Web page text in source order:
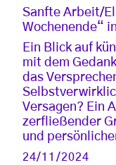
Sanfte Arbeit/
Wochenende“
Ein Blick auf
mit dem
das
Versagen? Ein
zerfließender
und
24/11/2024